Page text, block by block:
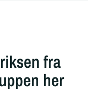
fra
her